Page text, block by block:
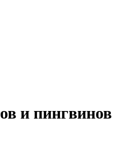
и пингвинов